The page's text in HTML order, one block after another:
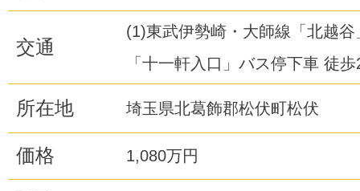
交通
(1)東武伊勢崎・大師線「北越
「十一軒入口」バス停下車 徒
所在地 埼玉県北葛飾郡松伏町松伏
価格 1,080万円